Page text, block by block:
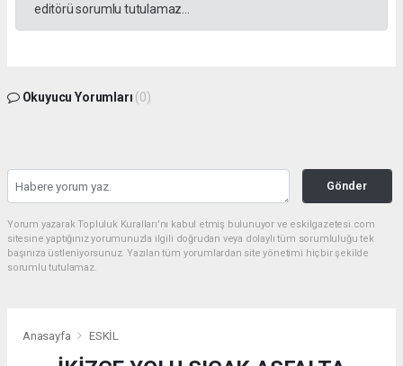
editörü sorumlu tutulamaz...
Okuyucu Yorumları (0)
Gönder
Yorum yazarak Topluluk Kuralları’nı kabul etmiş bulunuyor ve eskilgazetesi.com
sitesine yaptığınız yorumunuzla ilgili doğrudan veya dolaylı tüm sorumluluğu tek
başınıza üstleniyorsunuz. Yazılan tüm yorumlardan site yönetimi hiçbir şekilde
sorumlu tutulamaz.
Anasayfa ESKİL